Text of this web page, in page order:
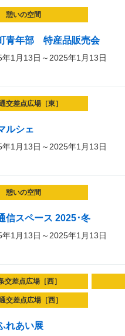
憩いの空間
青年部 特産品販売会
年1月13日～2025年1月13日
交差点広場［東］
ルシェ
年1月13日～2025年1月13日
憩いの空間
信スペース 2025･冬
年1月13日～2025年1月13日
交差点広場［西］
交差点広場［西］
れあい展